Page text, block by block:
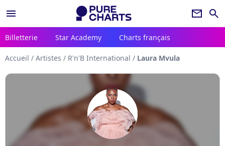
menu newsletter search
Billetterie Star Academy Charts français
Accueil / Artistes / R'n'B International / Laura Mvula